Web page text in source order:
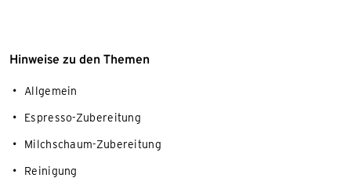
Hinweise zu den Themen
Allgemein
Espresso-Zubereitung
Milchschaum-Zubereitung
Reinigung